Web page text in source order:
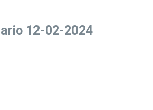
12-02-2024